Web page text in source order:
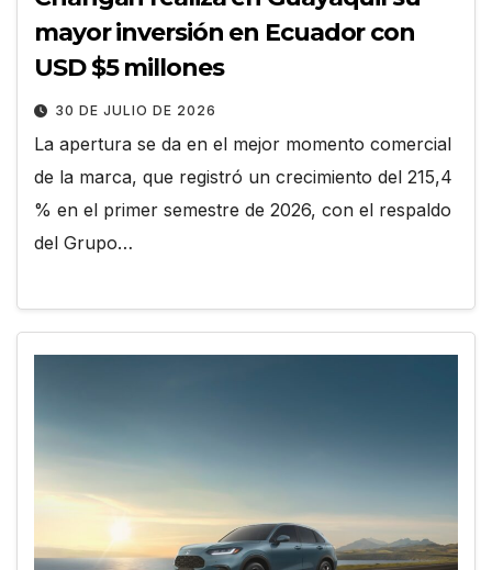
mayor inversión en Ecuador con
USD $5 millones
30 DE JULIO DE 2026
La apertura se da en el mejor momento comercial
de la marca, que registró un crecimiento del 215,4
% en el primer semestre de 2026, con el respaldo
del Grupo…